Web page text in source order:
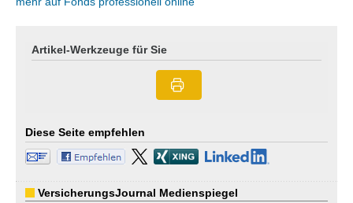
Artikel-Werkzeuge für Sie
Diese Seite empfehlen
VersicherungsJournal Medienspiegel